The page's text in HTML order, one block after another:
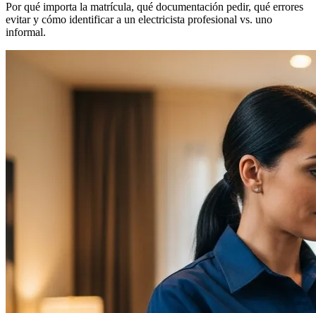
Por qué importa la matrícula, qué documentación pedir, qué errores
evitar y cómo identificar a un electricista profesional vs. uno
informal.